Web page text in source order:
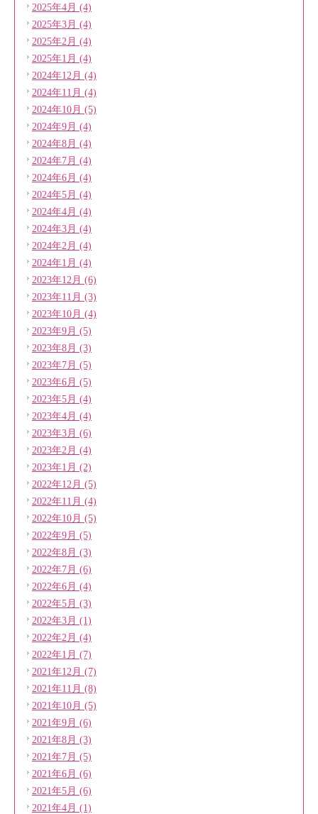
2025年4月 (4)
2025年3月 (4)
2025年2月 (4)
2025年1月 (4)
2024年12月 (4)
2024年11月 (4)
2024年10月 (5)
2024年9月 (4)
2024年8月 (4)
2024年7月 (4)
2024年6月 (4)
2024年5月 (4)
2024年4月 (4)
2024年3月 (4)
2024年2月 (4)
2024年1月 (4)
2023年12月 (6)
2023年11月 (3)
2023年10月 (4)
2023年9月 (5)
2023年8月 (3)
2023年7月 (5)
2023年6月 (5)
2023年5月 (4)
2023年4月 (4)
2023年3月 (6)
2023年2月 (4)
2023年1月 (2)
2022年12月 (5)
2022年11月 (4)
2022年10月 (5)
2022年9月 (5)
2022年8月 (3)
2022年7月 (6)
2022年6月 (4)
2022年5月 (3)
2022年3月 (1)
2022年2月 (4)
2022年1月 (7)
2021年12月 (7)
2021年11月 (8)
2021年10月 (5)
2021年9月 (6)
2021年8月 (3)
2021年7月 (5)
2021年6月 (6)
2021年5月 (6)
2021年4月 (1)